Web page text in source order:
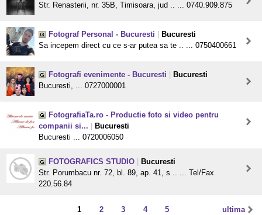
Str. Renasterii, nr. 35B, Timisoara, jud .. ... 0740.909.875
Fotograf Personal - Bucuresti
Bucuresti
Sa incepem direct cu ce s-ar putea sa te .. ... 0750400661
Fotografi evenimente - Bucuresti
Bucuresti
Bucuresti, ... 0727000001
FotografiaTa.ro - Productie foto si video pentru
companii si...
Bucuresti
Bucuresti ... 0720006050
FOTOGRAFICS STUDIO
Bucuresti
Str. Porumbacu nr. 72, bl. 89, ap. 41, s .. ... Tel/Fax
220.56.84
ultima
1 2 3 4 5